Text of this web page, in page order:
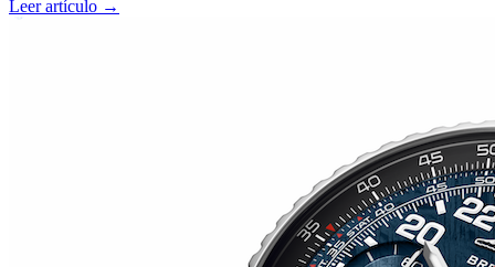
RM O7-01 COLOURED CERAMICS 2026 de RICHARD
Leer artículo →